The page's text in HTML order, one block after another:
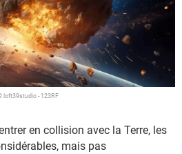
loft39studio - 123RF
en collision avec la Terre, les
mais pas